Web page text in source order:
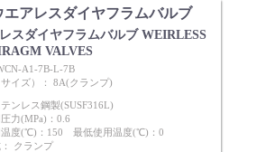
エアレスダイヤフラムバルブ
スダイヤフラムバルブ WEIRLESS
VALVES
A1-7B-L-7B
イズ）： 8A(クランプ)
ンレス鋼製(SUSF316L)
力(MPa)：0.6
温度(℃)：150 最低使用温度(℃)：0
クランプ